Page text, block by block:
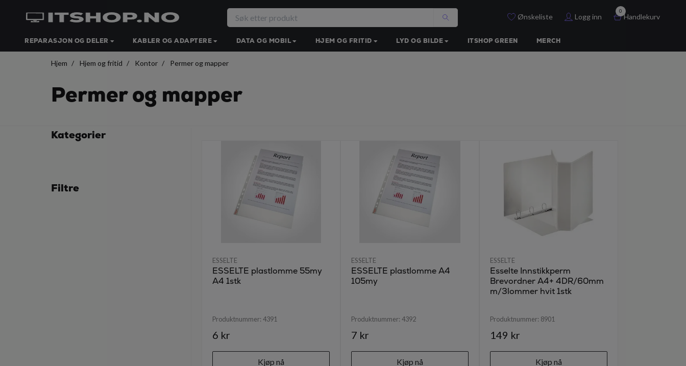
Ønskeliste Logg inn
0
Handlekurv
REPARASJON OG DELER KABLER OG ADAPTERE DATA OG MOBIL HJEM OG FRITID LYD OG BILDE ITSHOP GREEN MERCH
Hjem Hjem og fritid Kontor Permer og mapper
Permer og mapper
Kategorier
Filtre
ESSELTE
ESSELTE plastlomme 55my
A4 1stk
Produktnummer: 4391
6 kr
Kjøp nå
ESSELTE
ESSELTE plastlomme A4
105my
Produktnummer: 4392
7 kr
Kjøp nå
ESSELTE
Esselte Innstikkperm
Brevordner A4+ 4DR/60mm
m/3lommer hvit 1stk
Produktnummer: 8901
149 kr
Kjøp nå